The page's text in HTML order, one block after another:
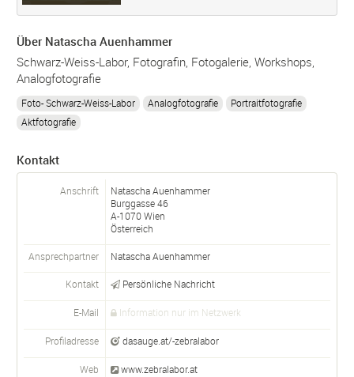
Über Natascha Auenhammer
Schwarz-Weiss-Labor, Fotografin, Fotogalerie, Workshops,
Analogfotografie
Foto- Schwarz-Weiss-Labor Analogfotografie
Portraitfotografie
Aktfotografie
Kontakt
Anschrift
Natascha Auenhammer
Burggasse 46
A-1070Wien
Österreich
Ansprechpartner NataschaAuenhammer
Kontakt Persönliche Nachricht
E-Mail Information nur im Netzwerk
Profiladresse dasauge.at/-zebralabor
Web www.zebralabor.at